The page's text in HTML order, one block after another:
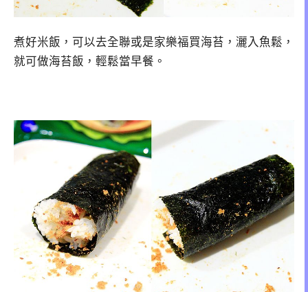
煮好米飯，可以去全聯或是家樂福買海苔，灑入魚鬆，
就可做海苔飯，輕鬆當早餐。